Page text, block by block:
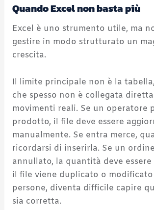
Quando Excel non basta più
Excel è uno strumento utile, ma
gestire in modo strutturato un
crescita.
Il limite principale non è la
che spesso non è collegata
movimenti reali. Se un operatore
prodotto, il file deve essere
manualmente. Se entra merce,
ricordarsi di inserirla. Se un
annullato, la quantità deve
il file viene duplicato o
persone, diventa difficile capire
sia corretta.